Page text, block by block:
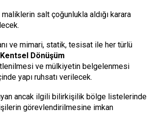
salt çoğunlukla aldığı karara
ve mimari, statik, tesisat ile her türlü
Kentsel Dönüşüm
ve mülkiyetin belgelenmesi
yapı ruhsatı verilecek.
ancak ilgili bilirkişilik bölge listelerinde
görevlendirilmesine imkan